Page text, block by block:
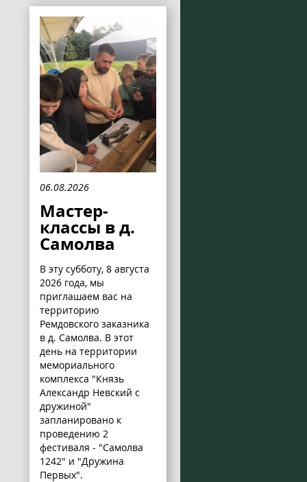
06.08.2026
Мастер-
классы в д.
Самолва
В эту субботу, 8 августа
2026 года, мы
приглашаем вас на
территорию
Ремдовского заказника
в д. Самолва. В этот
день на территории
мемориального
комплекса "Князь
Александр Невский с
дружиной"
запланировано к
проведению 2
фестиваля - "Самолва
1242" и "Дружина
Первых".